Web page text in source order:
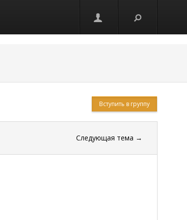
Вступить в группу
Следующая тема →